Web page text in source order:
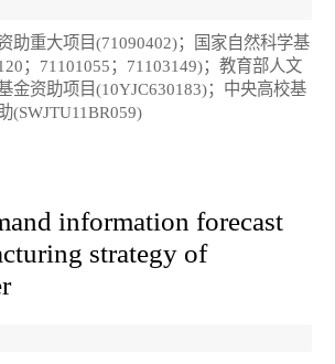
助重大项目(71090402)；国家自然科学基
；71101055；71103149)；教育部人文
金资助项目(10YJC630183)；中央高校基
(SWJTU11BR059)
information forecast
strategy of